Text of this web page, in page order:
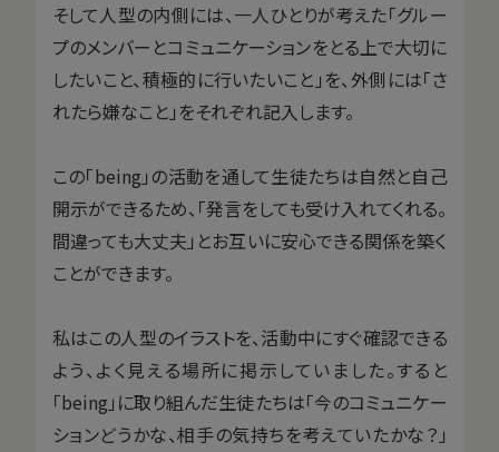
そして人型の内側には、一人ひとりが考えた「グルー
プのメンバーとコミュニケーションをとる上で大切に
したいこと、積極的に行いたいこと」を、外側には「さ
れたら嫌なこと」をそれぞれ記入します。
この「being」の活動を通して生徒たちは自然と自己
開示ができるため、「発言をしても受け入れてくれる。
間違っても大丈夫」とお互いに安心できる関係を築く
ことができます。
私はこの人型のイラストを、活動中にすぐ確認できる
よう、よく見える場所に掲示していました。すると
「being」に取り組んだ生徒たちは「今のコミュニケー
ションどうかな、相手の気持ちを考えていたかな？」